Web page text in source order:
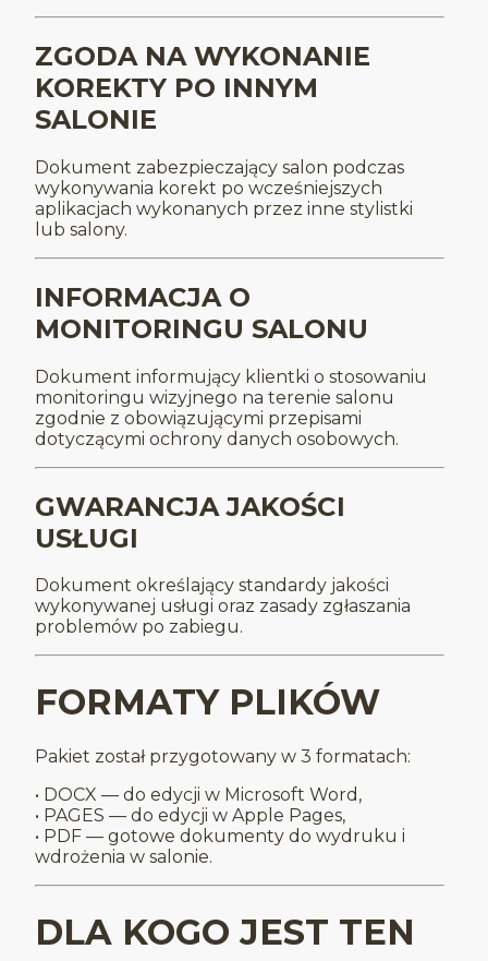
ZGODA NA WYKONANIE
KOREKTY PO INNYM
SALONIE
Dokument zabezpieczający salon podczas
wykonywania korekt po wcześniejszych
aplikacjach wykonanych przez inne stylistki
lub salony.
INFORMACJA O
MONITORINGU SALONU
Dokument informujący klientki o stosowaniu
monitoringu wizyjnego na terenie salonu
zgodnie z obowiązującymi przepisami
dotyczącymi ochrony danych osobowych.
GWARANCJA JAKOŚCI
USŁUGI
Dokument określający standardy jakości
wykonywanej usługi oraz zasady zgłaszania
problemów po zabiegu.
FORMATY PLIKÓW
Pakiet został przygotowany w 3 formatach:
• DOCX — do edycji w Microsoft Word,
• PAGES — do edycji w Apple Pages,
• PDF — gotowe dokumenty do wydruku i
wdrożenia w salonie.
DLA KOGO JEST TEN